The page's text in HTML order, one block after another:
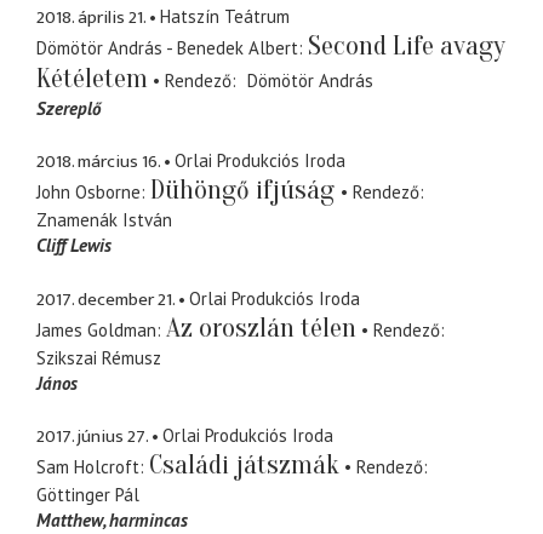
2018. április 21.
Hatszín Teátrum
Dömötör András - Benedek Albert Second Life avagy
Kétéletem
Rendező
Dömötör András
Szereplő
2018. március 16.
Orlai Produkciós Iroda
John Osborne Dühöngő ifjúság
Rendező
Znamenák István
Cliff Lewis
2017. december 21.
Orlai Produkciós Iroda
James Goldman Az oroszlán télen
Rendező
Szikszai Rémusz
János
2017. június 27.
Orlai Produkciós Iroda
Sam Holcroft Családi játszmák
Rendező
Göttinger Pál
Matthew harmincas